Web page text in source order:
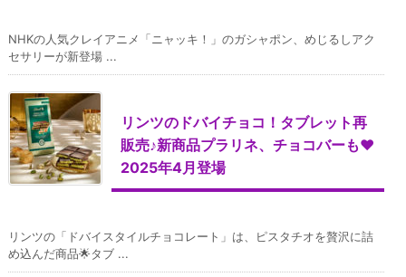
NHKの人気クレイアニメ「ニャッキ！」のガシャポン、めじるしアク
セサリーが新登場 ...
リンツのドバイチョコ！タブレット再
販売♪新商品プラリネ、チョコバーも♥
2025年4月登場
リンツの「ドバイスタイルチョコレート」は、ピスタチオを贅沢に詰
め込んだ商品🌟タブ ...